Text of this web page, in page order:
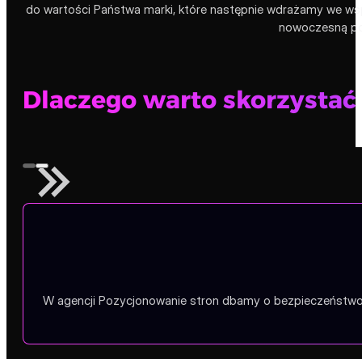
do wartości Państwa marki, które następnie wdrażamy we
nowoczesną
Dlaczego warto
W agencji Pozycjonowanie stron dbamy o